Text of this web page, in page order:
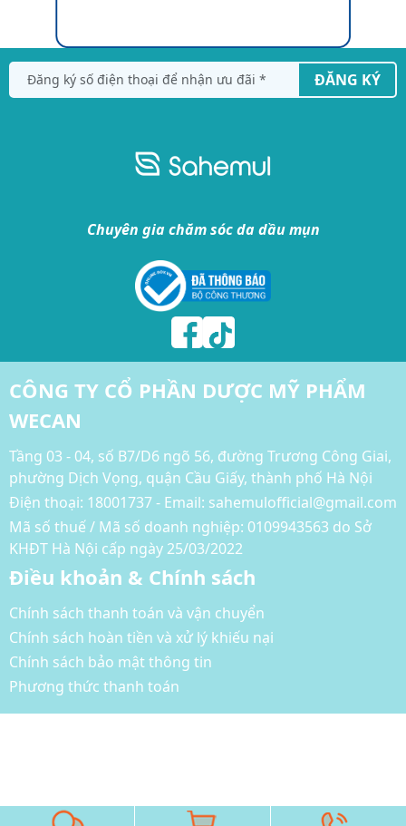
ĐĂNG KÝ
Chuyên gia chăm sóc da dầu mụn
CÔNG TY CỔ PHẦN DƯỢC MỸ PHẨM
WECAN
Tầng 03 - 04, số B7/D6 ngõ 56, đường Trương Công Giai,
phường Dịch Vọng, quận Cầu Giấy, thành phố Hà Nội
Điện thoại: 18001737 - Email: sahemulofficial@gmail.com
Mã số thuế / Mã số doanh nghiệp: 0109943563 do Sở
KHĐT Hà Nội cấp ngày 25/03/2022
Điều khoản & Chính sách
Chính sách thanh toán và vận chuyển
Chính sách hoàn tiền và xử lý khiếu nại
Chính sách bảo mật thông tin
Phương thức thanh toán